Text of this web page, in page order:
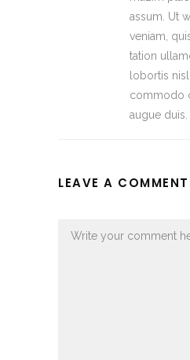
assum. Ut
veniam,
tation
lobortis
commodo
augue duis.
LEAVE A